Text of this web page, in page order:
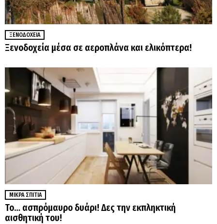
ΞΕΝΟΔΟΧΕΊΑ
Ξενοδοχεία μέσα σε αεροπλάνα και ελικόπτερα!
ΜΙΚΡΆ ΣΠΊΤΙΑ
Το… ασπρόμαυρο δυάρι! Δες την εκπληκτική
αισθητική του!